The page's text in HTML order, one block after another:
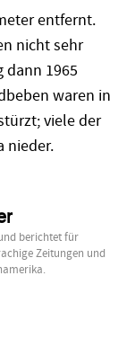
entfernt.
nicht sehr
dann 1965
waren in
viele der
nieder.
berichtet für
Zeitungen und